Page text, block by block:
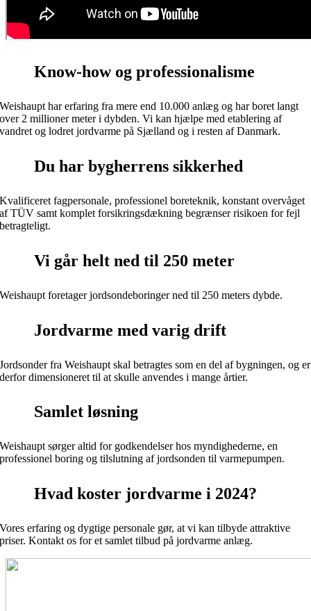
Know-how og professionalisme
Weishaupt har erfaring fra mere end 10.000 anlæg og har boret langt
over 2 millioner meter i dybden. Vi kan hjælpe med etablering af
vandret og lodret jordvarme på Sjælland og i resten af Danmark.
Du har bygherrens sikkerhed
Kvalificeret fagpersonale, professionel boreteknik, konstant overvåget
af TÜV samt komplet forsikringsdækning begrænser risikoen for fejl
betragteligt.
Vi går helt ned til 250 meter
Weishaupt foretager jordsondeboringer ned til 250 meters dybde.
Jordvarme med varig drift
Jordsonder fra Weishaupt skal betragtes som en del af bygningen, og er
derfor dimensioneret til at skulle anvendes i mange årtier.
Samlet løsning
Weishaupt sørger altid for godkendelser hos myndighederne, en
professionel boring og tilslutning af jordsonden til varmepumpen.
Hvad koster jordvarme i 2024?
Vores erfaring og dygtige personale gør, at vi kan tilbyde attraktive
priser. Kontakt os for et samlet tilbud på jordvarme anlæg.